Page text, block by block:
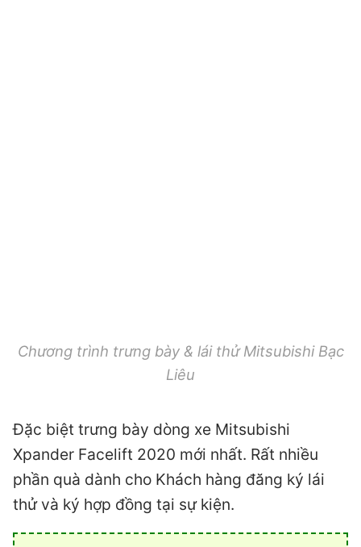
Chương trình trưng bày & lái thử Mitsubishi Bạc
Liêu
Đặc biệt trưng bày dòng xe Mitsubishi
Xpander Facelift 2020 mới nhất. Rất nhiều
phần quà dành cho Khách hàng đăng ký lái
thử và ký hợp đồng tại sự kiện.